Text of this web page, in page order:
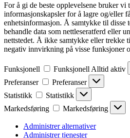
For å gi de beste opplevelsene bruker vi
informasjonskapsler for å lagre og/eller
enhetsinformasjon. Å samtykke til disse
behandle data som nettleseratferd eller
nettstedet. Å ikke samtykke eller trekke
negativ innvirkning på visse funksjoner
Funksjonell Funksjonell Alltid aktiv
Preferanser
Preferanser
Statistikk
Statistikk
Markedsføring
Markedsføring
Administrer alternativer
Administrer tjenester